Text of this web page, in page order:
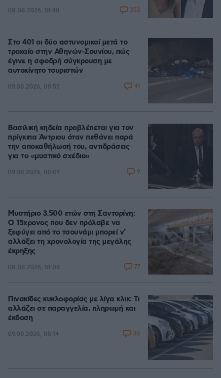
08.08.2026, 18:48 353
Στο 401 οι δύο αστυνομικοί μετά το
τροχαίο στην Αθηνών-Σουνίου, πώς
έγινε η σφοδρή σύγκρουση με
αυτοκίνητο τουριστών
09.08.2026, 08:55 41
Βασιλική κηδεία προβλέπεται για τον
πρίγκιπα Άντριου όταν πεθάνει παρά
την αποκαθήλωσή του, αντιδράσεις
για το «μυστικό σχέδιο»
09.08.2026, 08:01 9
Μυστήριο 3.500 ετών στη Σαντορίνη:
Ο 15χρονος που δεν πρόλαβε να
ξεφύγει από το τσουνάμι μπορεί ν'
αλλάξει τη χρονολογία της μεγάλης
έκρηξης
08.08.2026, 18:08 77
Πινακίδες κυκλοφορίας με λίγα κλικ: Τι
αλλάζει σε παραγγελία, πληρωμή και
έκδοση
09.08.2026, 08:14 30